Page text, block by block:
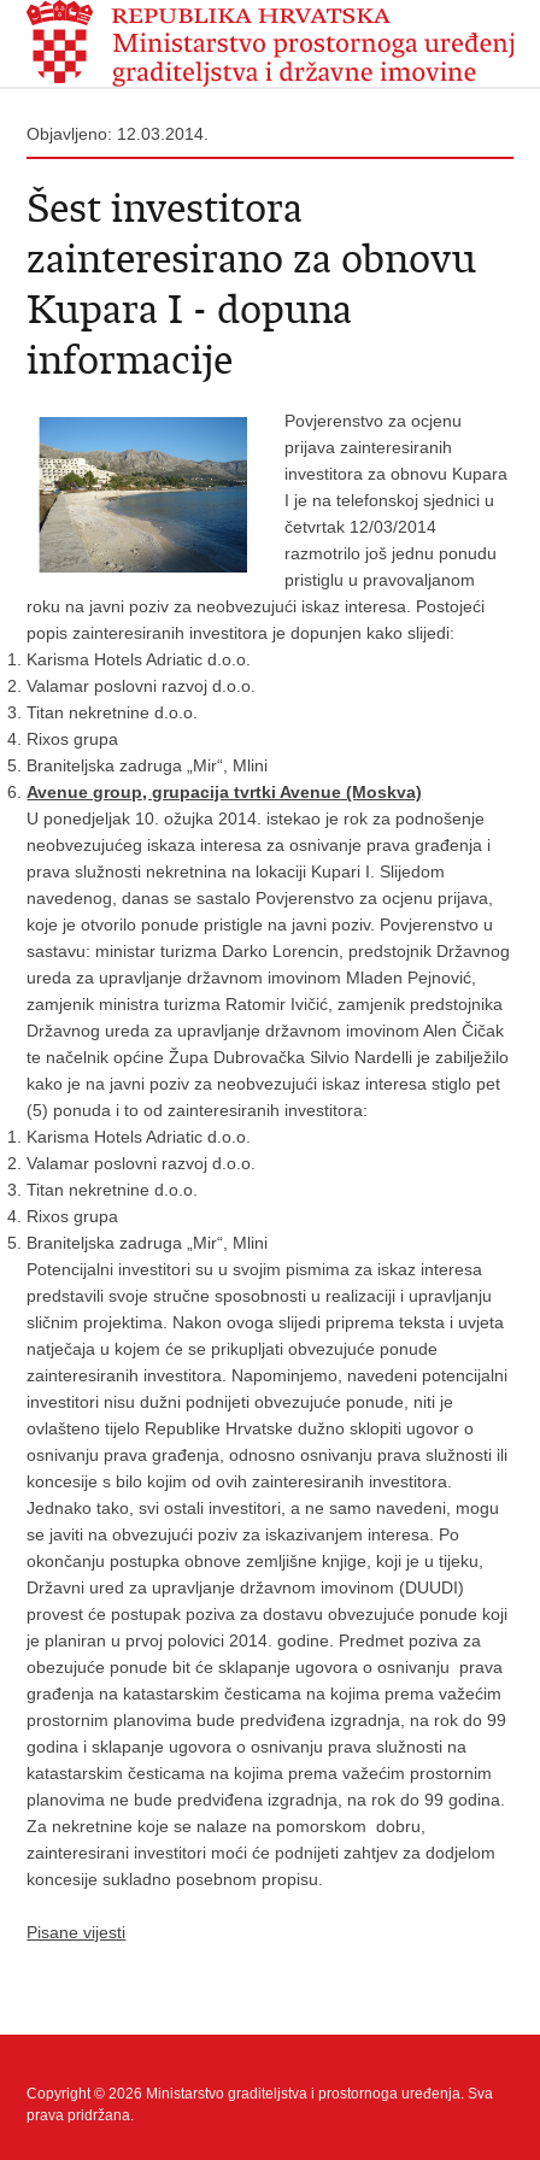
Objavljeno: 12.03.2014.
Šest investitora
zainteresirano za obnovu
Kupara I - dopuna
informacije
Povjerenstvo za ocjenu
prijava zainteresiranih
investitora za obnovu Kupara
I je na telefonskoj sjednici u
četvrtak 12/03/2014
razmotrilo još jednu ponudu
pristiglu u pravovaljanom
roku na javni poziv za neobvezujući iskaz interesa. Postojeći
popis zainteresiranih investitora je dopunjen kako slijedi:
Karisma Hotels Adriatic d.o.o.
Valamar poslovni razvoj d.o.o.
Titan nekretnine d.o.o.
Rixos grupa
Braniteljska zadruga „Mir“, Mlini
Avenue group, grupacija tvrtki Avenue (Moskva)
U ponedjeljak 10. ožujka 2014. istekao je rok za podnošenje
neobvezujućeg iskaza interesa za osnivanje prava građenja i
prava služnosti nekretnina na lokaciji Kupari I. Slijedom
navedenog, danas se sastalo Povjerenstvo za ocjenu prijava,
koje je otvorilo ponude pristigle na javni poziv. Povjerenstvo u
sastavu: ministar turizma Darko Lorencin, predstojnik Državnog
ureda za upravljanje državnom imovinom Mladen Pejnović,
zamjenik ministra turizma Ratomir Ivičić, zamjenik predstojnika
Državnog ureda za upravljanje državnom imovinom Alen Čičak
te načelnik općine Župa Dubrovačka Silvio Nardelli je zabilježilo
kako je na javni poziv za neobvezujući iskaz interesa stiglo pet
(5) ponuda i to od zainteresiranih investitora:
Karisma Hotels Adriatic d.o.o.
Valamar poslovni razvoj d.o.o.
Titan nekretnine d.o.o.
Rixos grupa
Braniteljska zadruga „Mir“, Mlini
Potencijalni investitori su u svojim pismima za iskaz interesa
predstavili svoje stručne sposobnosti u realizaciji i upravljanju
sličnim projektima. Nakon ovoga slijedi priprema teksta i uvjeta
natječaja u kojem će se prikupljati obvezujuće ponude
zainteresiranih investitora. Napominjemo, navedeni potencijalni
investitori nisu dužni podnijeti obvezujuće ponude, niti je
ovlašteno tijelo Republike Hrvatske dužno sklopiti ugovor o
osnivanju prava građenja, odnosno osnivanju prava služnosti ili
koncesije s bilo kojim od ovih zainteresiranih investitora.
Jednako tako, svi ostali investitori, a ne samo navedeni, mogu
se javiti na obvezujući poziv za iskazivanjem interesa. Po
okončanju postupka obnove zemljišne knjige, koji je u tijeku,
Državni ured za upravljanje državnom imovinom (DUUDI)
provest će postupak poziva za dostavu obvezujuće ponude koji
je planiran u prvoj polovici 2014. godine. Predmet poziva za
obezujuće ponude bit će sklapanje ugovora o osnivanju prava
građenja na katastarskim česticama na kojima prema važećim
prostornim planovima bude predviđena izgradnja, na rok do 99
godina i sklapanje ugovora o osnivanju prava služnosti na
katastarskim česticama na kojima prema važećim prostornim
planovima ne bude predviđena izgradnja, na rok do 99 godina.
Za nekretnine koje se nalaze na pomorskom dobru,
zainteresirani investitori moći će podnijeti zahtjev za dodjelom
koncesije sukladno posebnom propisu.
Pisane vijesti
Copyright © 2026 Ministarstvo graditeljstva i prostornoga uređenja. Sva
prava pridržana.